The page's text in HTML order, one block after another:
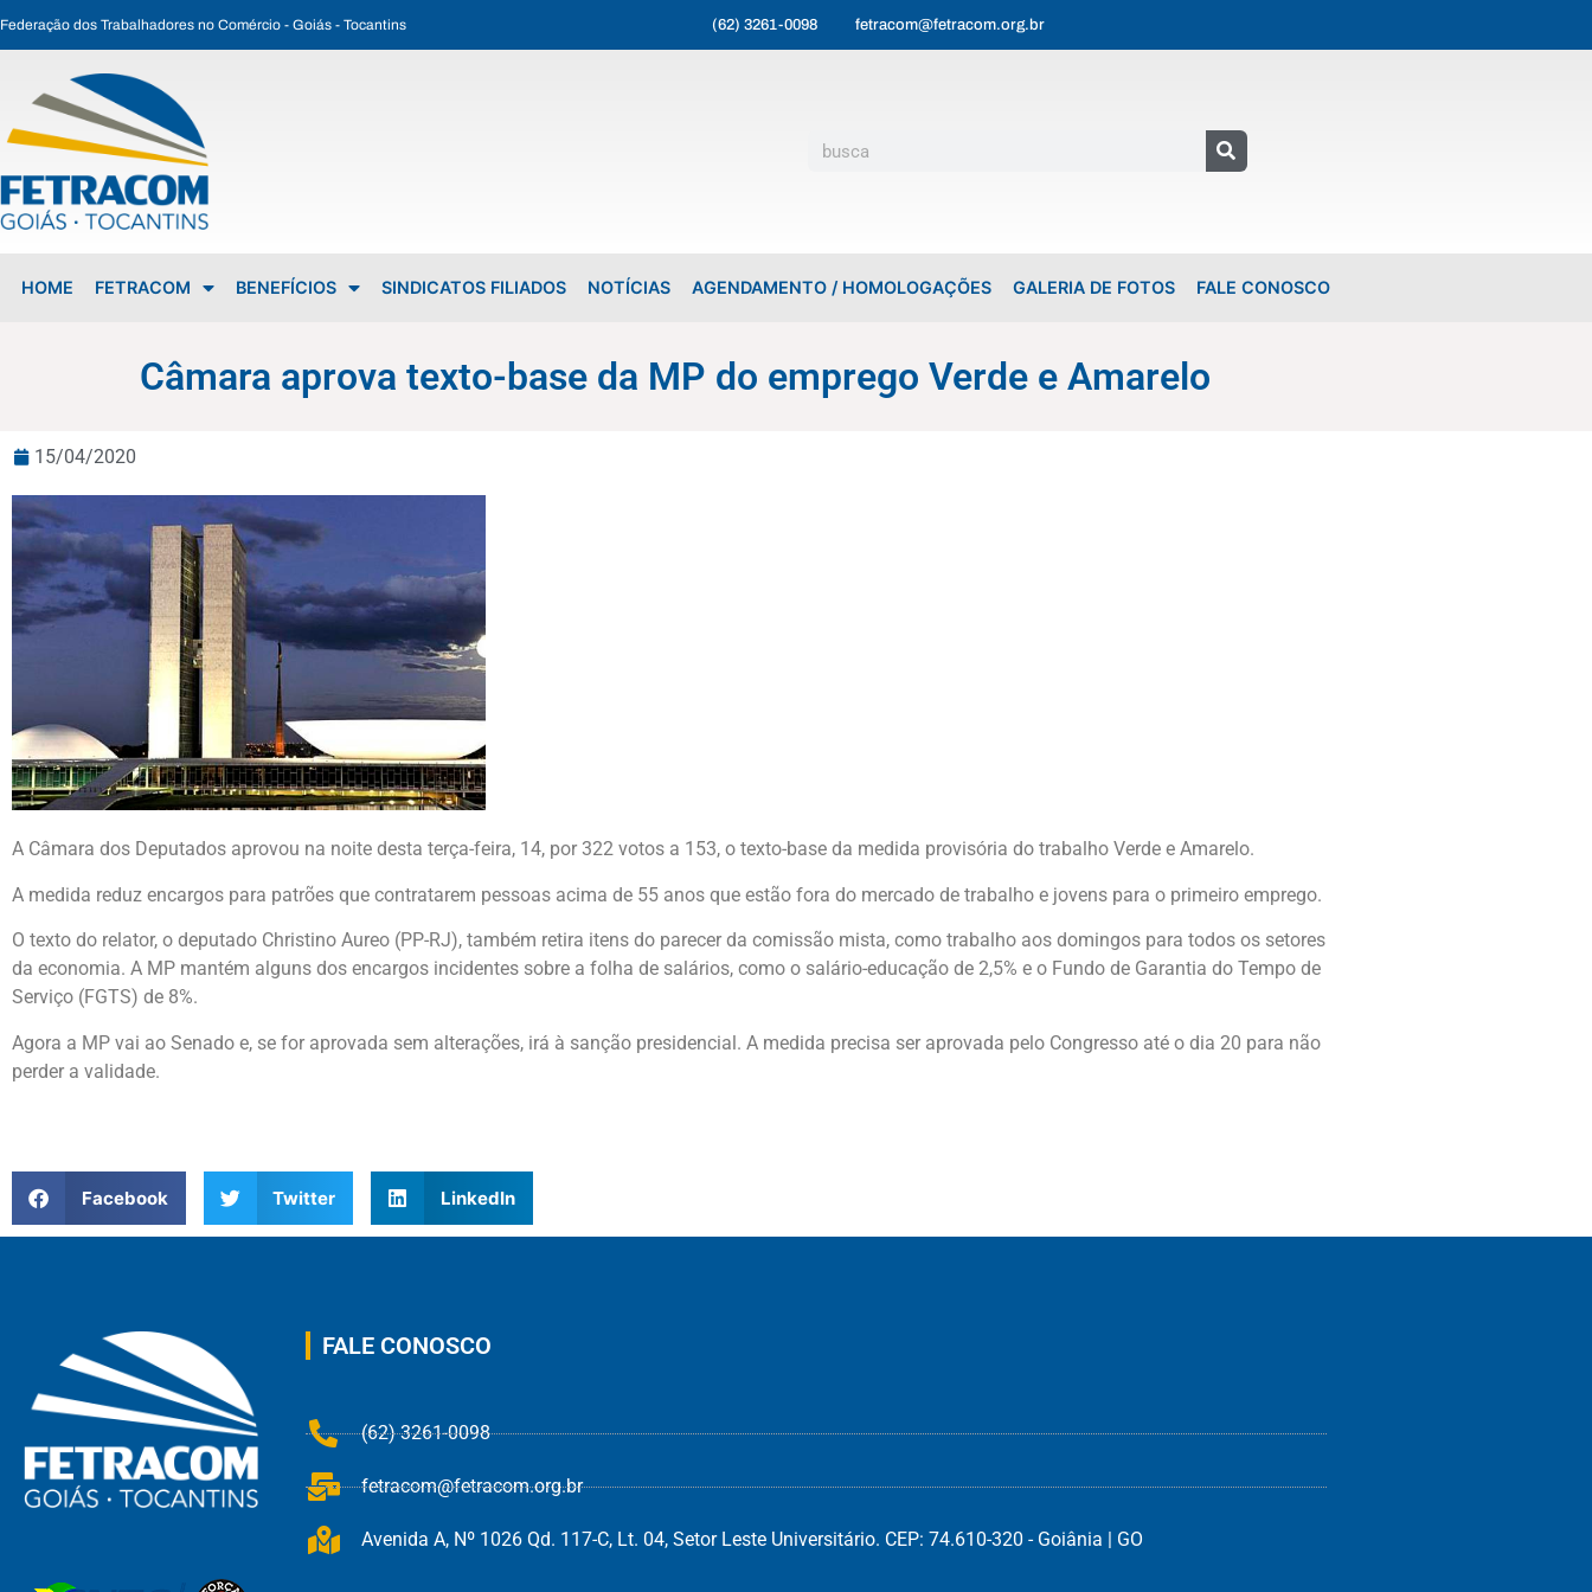
Federação dos Trabalhadores no Comércio - Goiás - Tocantins (62) 3261-0098 fetracom@fetracom.org.br
HOME FETRACOM BENEFÍCIOS SINDICATOS FILIADOS NOTÍCIAS AGENDAMENTO / HOMOLOGAÇÕES GALERIA DE FOTOS FALE CONOSCO
Câmara aprova texto-base da MP do emprego Verde e Amarelo
15/04/2020
A Câmara dos Deputados aprovou na noite desta terça-feira, 14, por 322 votos a 153, o texto-base da medida provisória do trabalho Verde e Amarelo.
A medida reduz encargos para patrões que contratarem pessoas acima de 55 anos que estão fora do mercado de trabalho e jovens para o primeiro emprego.
O texto do relator, o deputado Christino Aureo (PP-RJ), também retira itens do parecer da comissão mista, como trabalho aos domingos para todos os setores
da economia. A MP mantém alguns dos encargos incidentes sobre a folha de salários, como o salário-educação de 2,5% e o Fundo de Garantia do Tempo de
Serviço (FGTS) de 8%.
Agora a MP vai ao Senado e, se for aprovada sem alterações, irá à sanção presidencial. A medida precisa ser aprovada pelo Congresso até o dia 20 para não
perder a validade.
Facebook Twitter LinkedIn
FALE CONOSCO
(62) 3261-0098
fetracom@fetracom.org.br
Avenida A, Nº 1026 Qd. 117-C, Lt. 04, Setor Leste Universitário. CEP: 74.610-320 - Goiânia | GO